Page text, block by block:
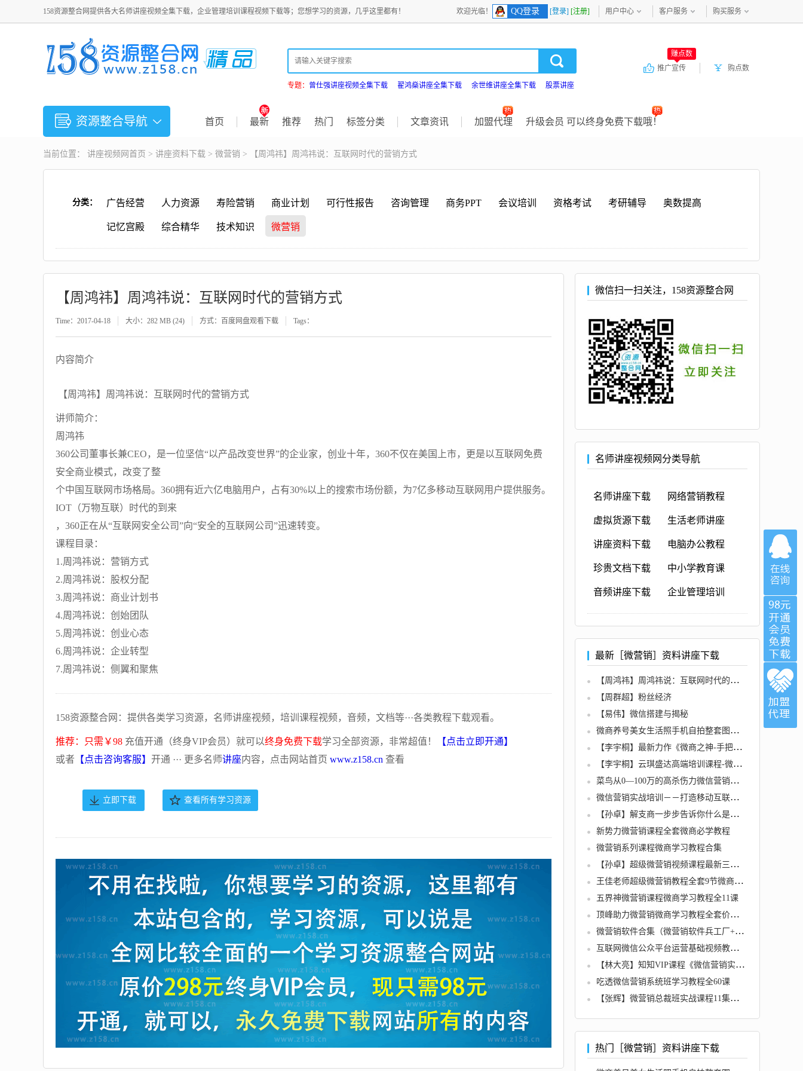
158资源整合网提供各大名师讲座视频全集下载，企业管理培训课程视频下载等；您想学习的资源，几乎这里都有！ 欢迎光临！ QQ登录 [登录] [注册] 用户中心 客户服务 购买服务
专题： 曾仕强讲座视频全集下载 翟鸿燊讲座全集下载 余世维讲座全集下载 股票讲座
购点数
推广宣传
赚点数
资源整合导航 首页 最新 推荐 热门 标签分类 文章资讯 加盟代理 升级会员 可以终身免费下载哦！
当前位置： 讲座视频 网首页 > 讲座资料下载 > 微营销 > 【周鸿祎】周鸿祎说：互联网时代的营销方式
分类： 广告经营 人力资源 寿险营销 商业计划 可行性报告 咨询管理 商务PPT 会议培训 资格考试 考研辅导 奥数提高
记忆宫殿 综合精华 技术知识 微营销
【周鸿祎】周鸿祎说：互联网时代的营销方式
Time：2017-04-18 大小：282 MB (24) 方式：百度网盘观看下载 Tags：
内容简介
【周鸿祎】周鸿祎说：互联网时代的营销方式
讲师简介：
周鸿祎
360公司董事长兼CEO，是一位坚信“以产品改变世界”的企业家，创业十年，360不仅在美国上市，更是以互联网免费
安全商业模式，改变了整
个中国互联网市场格局。360拥有近六亿电脑用户，占有30%以上的搜索市场份额，为7亿多移动互联网用户提供服务。
IOT（万物互联）时代的到来
，360正在从“互联网安全公司”向“安全的互联网公司”迅速转变。
课程目录：
1.周鸿祎说：营销方式
2.周鸿祎说：股权分配
3.周鸿祎说：商业计划书
4.周鸿祎说：创始团队
5.周鸿祎说：创业心态
6.周鸿祎说：企业转型
7.周鸿祎说：侧翼和聚焦
158资源整合网：提供各类学习资源，名师讲座视频，培训课程视频，音频，文档等···各类教程下载观看。
推荐：只需￥98 充值开通（终身VIP会员）就可以终身免费下载学习全部资源，非常超值！
【点击立即开通】
或者 【点击咨询客服】 开通 ··· 更多名师讲座内容，点击网站首页 www.z158.cn 查看
立即下载 查看所有学习资源
微信扫一扫关注，158资源整合网
名师讲座视频网分类导航
名师讲座下载 网络营销教程
虚拟货源下载 生活老师讲座
讲座资料下载 电脑办公教程
珍贵文档下载 中小学教育课
音频讲座下载 企业管理培训
最新［微营销］资料讲座下载
【周鸿祎】周鸿祎说：互联网时代的营销方式
【周群超】粉丝经济
【易伟】微信搭建与揭秘
微商养号美女生活照手机自拍整套图片素材(微商营销神器)
【李宇桐】最新力作《微商之神-手把手教你做微商》5DVD【原价680元】
【李宇桐】云琪盛达高端培训课程-微信营销引爆大利润（6DVD高清无水印版）
菜鸟从0—100万的高杀伤力微信营销流程【某机构VIP课程-售价千元】
微信营销实战培训－－打造移动互联的掘金利器（自媒体、微媒体）
【孙卓】解支商一步步告诉你什么是支商（共2期）
新势力微营销课程全套微商必学教程
微营销系列课程微商学习教程合集
【孙卓】超级微营销视频课程最新三期教程全套
王佳老师超级微营销教程全套9节微商必学课程
五界神微营销课程微商学习教程全11课
顶峰助力微营销微商学习教程全套价值598元
微营销软件合集（微营销软件兵工厂+微小秘+微快客+支付宝加好友+智能定位等等）
互联网微信公众平台运营基础视频教程全7课
【林大亮】知知VIP课程《微信营销实战运营指南合集》共12节
吃透微信营销系统班学习教程全60课
【张辉】微营销总裁班实战课程11集版全集
热门［微营销］资料讲座下载